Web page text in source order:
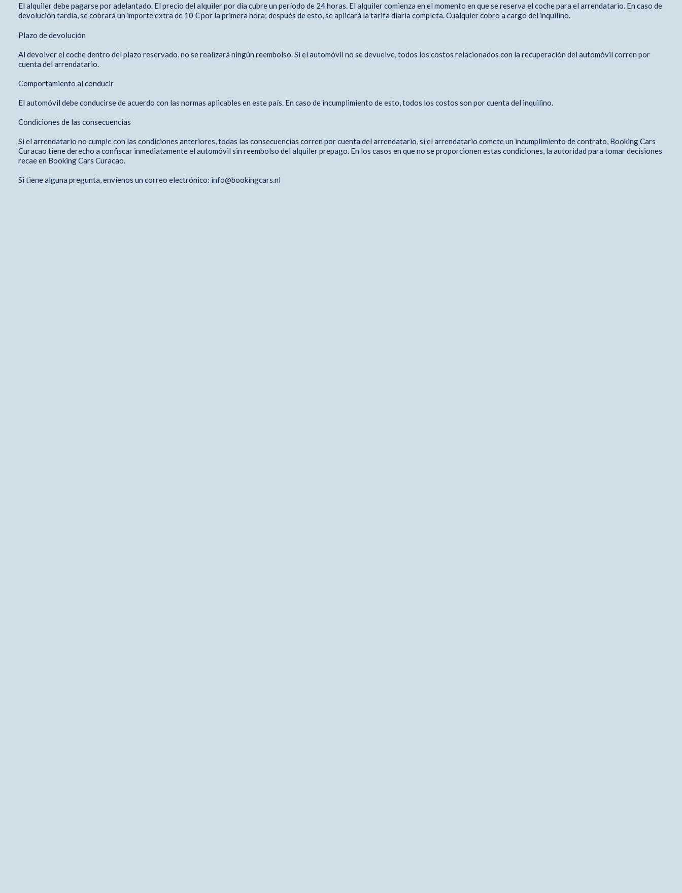
El alquiler debe pagarse por adelantado. El precio del alquiler por día cubre un período de 24 horas. El alquiler comienza en el momento en que se reserva el coche para el arrendatario. En caso de
devolución tardía, se cobrará un importe extra de 10 € por la primera hora; después de esto, se aplicará la tarifa diaria completa. Cualquier cobro a cargo del inquilino.
Plazo de devolución
Al devolver el coche dentro del plazo reservado, no se realizará ningún reembolso. Si el automóvil no se devuelve, todos los costos relacionados con la recuperación del automóvil corren por
cuenta del arrendatario.
Comportamiento al conducir
El automóvil debe conducirse de acuerdo con las normas aplicables en este país. En caso de incumplimiento de esto, todos los costos son por cuenta del inquilino.
Condiciones de las consecuencias
Si el arrendatario no cumple con las condiciones anteriores, todas las consecuencias corren por cuenta del arrendatario, si el arrendatario comete un incumplimiento de contrato, Booking Cars
Curacao tiene derecho a confiscar inmediatamente el automóvil sin reembolso del alquiler prepago. En los casos en que no se proporcionen estas condiciones, la autoridad para tomar decisiones
recae en Booking Cars Curacao.
Si tiene alguna pregunta, envíenos un correo electrónico: info@bookingcars.nl